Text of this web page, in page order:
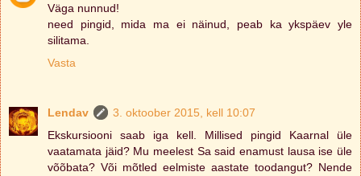
Väga nunnud!
need pingid, mida ma ei näinud, peab ka ykspäev yle
silitama.
Vasta
Lendav
3. oktoober 2015, kell 10:07
Ekskursiooni saab iga kell. Millised pingid Kaarnal üle
vaatamata jäid? Mu meelest Sa said enamust lausa ise üle
võõbata? Või mõtled eelmiste aastate toodangut? Nende